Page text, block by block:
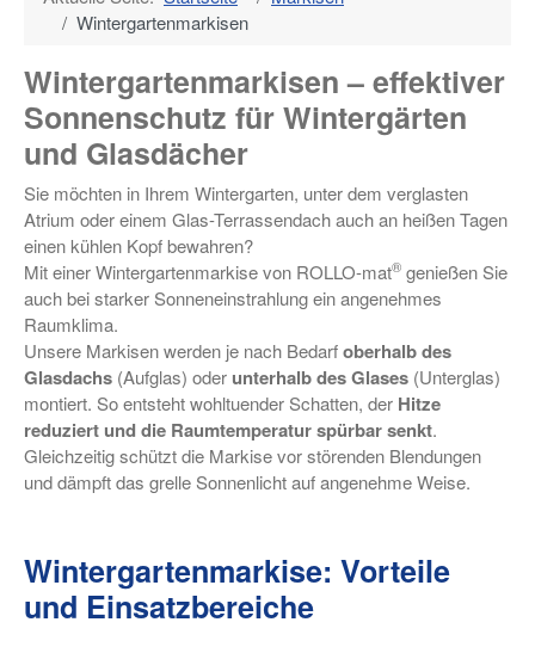
Wintergartenmarkisen
Wintergartenmarkisen – effektiver
Sonnenschutz für Wintergärten
und Glasdächer
Sie möchten in Ihrem Wintergarten, unter dem verglasten
Atrium oder einem Glas-Terrassendach auch an heißen Tagen
einen kühlen Kopf bewahren?
Mit einer Wintergartenmarkise von ROLLO-mat® genießen Sie
auch bei starker Sonneneinstrahlung ein angenehmes
Raumklima.
Unsere Markisen werden je nach Bedarfoberhalb des
Glasdachs (Aufglas) oder unterhalb des Glases (Unterglas)
montiert. So entsteht wohltuender Schatten, der Hitze
reduziert und die Raumtemperatur spürbar senkt.
Gleichzeitig schützt die Markise vor störenden Blendungen
und dämpft das grelle Sonnenlicht auf angenehme Weise.
Wintergartenmarkise: Vorteile
und Einsatzbereiche